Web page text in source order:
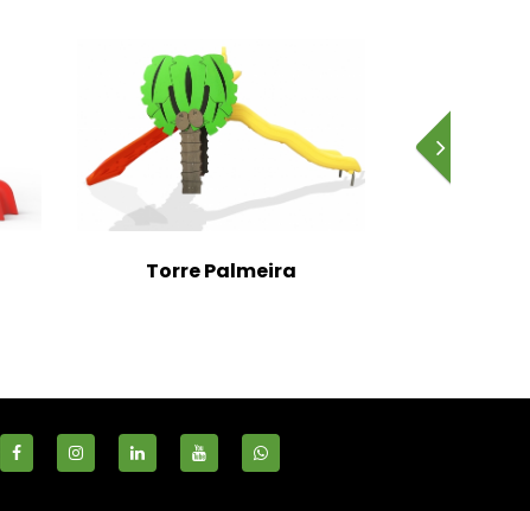
Torre Palmeira